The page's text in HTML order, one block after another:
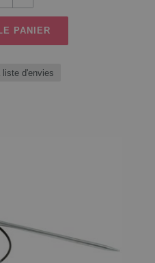
PANIER
liste d'envies